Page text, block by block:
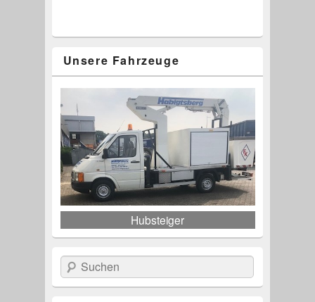
Unsere Fahrzeuge
Hubsteiger
Suchen